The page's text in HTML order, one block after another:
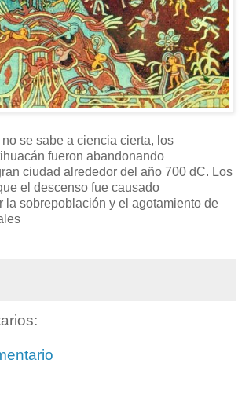
se sabe a ciencia cierta, los
fueron abandonando
ciudad alrededor del año 700 dC. Los
el descenso fue causado
la sobrepoblación y el agotamiento de